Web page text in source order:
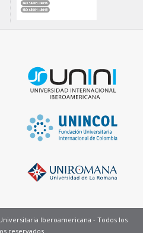
Iberoamericana - Todos los
reservados